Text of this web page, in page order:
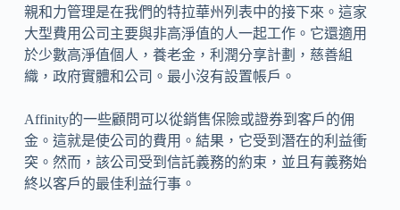
親和力管理是在我們的特拉華州列表中的接下來。這家
大型費用公司主要與非高淨值的人一起工作。它還適用
於少數高淨值個人，養老金，利潤分享計劃，慈善組
織，政府實體和公司。最小沒有設置帳戶。
Affinity的一些顧問可以從銷售保險或證券到客戶的佣
金。這就是使公司的費用。結果，它受到潛在的利益衝
突。然而，該公司受到信託義務的約束，並且有義務始
終以客戶的最佳利益行事。